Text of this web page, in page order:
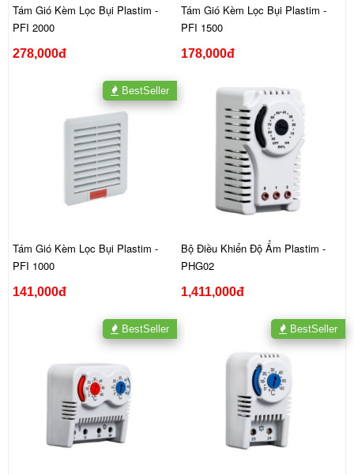
Tám Gió Kèm Lọc Bụi Plastim -
PFI 2000
278,000đ
Tám Gió Kèm Lọc Bụi Plastim -
PFI 1500
178,000đ
Tám Gió Kèm Lọc Bụi Plastim -
PFI 1000
141,000đ
BestSeller
Bộ Điều Khiển Độ Ẩm Plastim -
PHG02
1,411,000đ
BestSeller BestSeller